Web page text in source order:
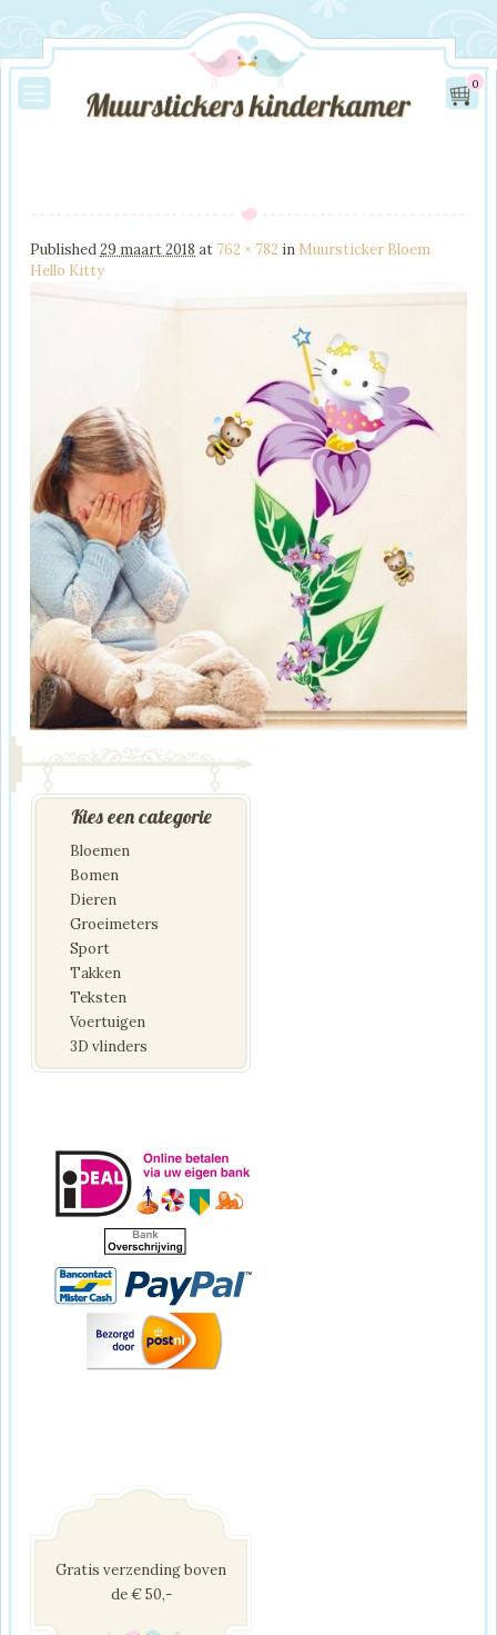
0
Published29 maart 2018 at 762 × 782 in Muursticker Bloem
Hello Kitty
Kies een categorie
Bloemen
Bomen
Dieren
Groeimeters
Sport
Takken
Teksten
Voertuigen
3D vlinders
Gratis verzending boven
de € 50,-